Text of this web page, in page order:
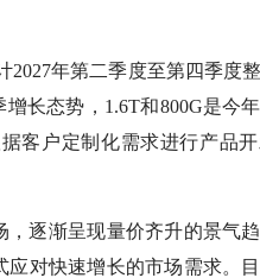
2027年第二季度至第四季度
长态势，1.6T和800G是今
客户定制化需求进行产品
逐渐呈现量价齐升的景气
对快速增长的市场需求。